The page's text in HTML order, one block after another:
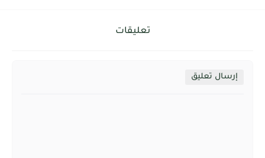
تعليقات
إرسال تعليق